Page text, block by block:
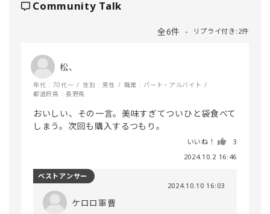
Community Talk
全6件 リプライ付き:2件
松、
年代 : 70代～ 性別 : 男性
職業 : パート・アルバイト
都道府県 : 長野県
おいしい、その一言。美味すぎてついひと袋食べて
しまう。次回も購入するつもり。
いいね！
3
2024.10.2 16:46
2024.10.10 16:03
ケロロ軍曹
ベストアンサー